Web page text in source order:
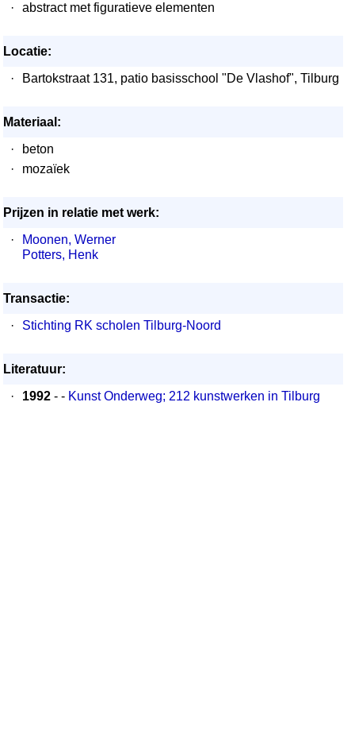
·
abstract met figuratieve elementen
Locatie:
·
Bartokstraat 131, patio basisschool "De Vlashof", Tilburg
Materiaal:
·
beton
·
mozaïek
Prijzen in relatie met werk:
·
Moonen, Werner
Potters, Henk
Transactie:
·
Stichting RK scholen Tilburg-Noord
Literatuur:
·
1992 - - Kunst Onderweg; 212 kunstwerken in Tilburg